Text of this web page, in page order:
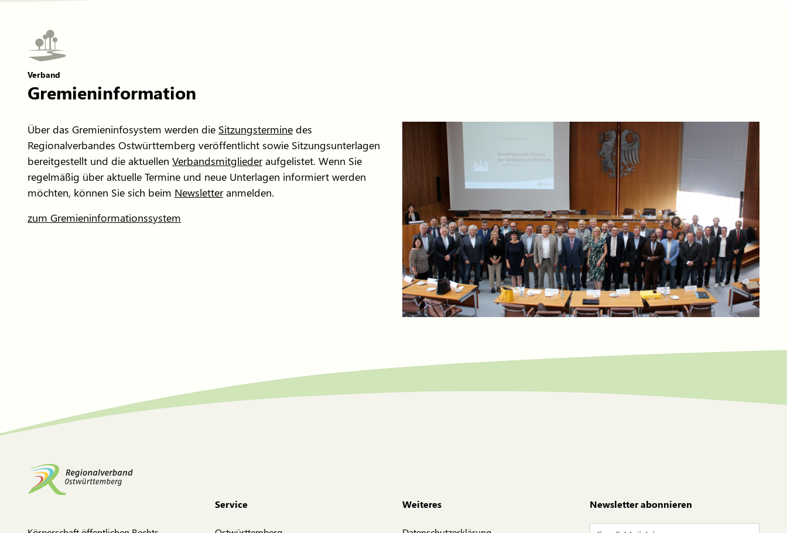
Verband
Gremieninformation
Über das Gremieninfosystem werden die Sitzungstermine des
Regionalverbandes Ostwürttemberg veröffentlicht sowie Sitzungsunterlagen
bereitgestellt und die aktuellen Verbandsmitgliederaufgelistet. Wenn Sie
regelmäßig über aktuelle Termine und neue Unterlagen informiert werden
möchten, können Sie sich beim Newsletteranmelden.
zum Gremieninformationssystem
Service Weiteres Newsletter abonnieren